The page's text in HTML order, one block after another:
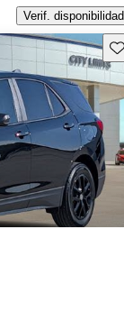
Verif. disponibilidad